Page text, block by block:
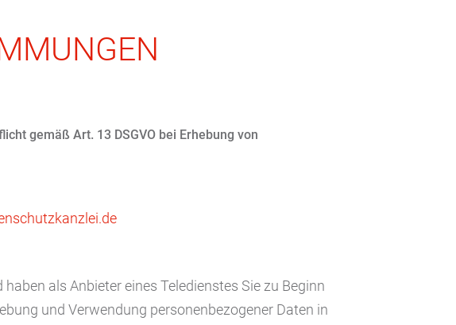
gemäß Art. 13 DSGVO bei Erhebung von
als Anbieter eines Teledienstes Sie zu Beginn
und Verwendung personenbezogener Daten in